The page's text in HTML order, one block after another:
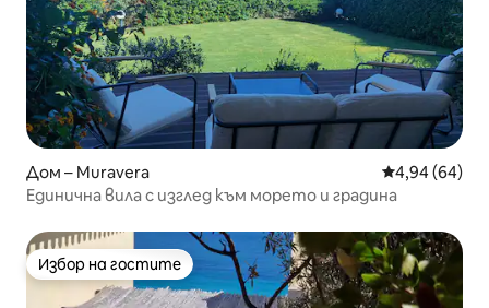
Дом – Muravera Средна
4,94 (64)
Единична вила с изглед към морето и градина
Избор на гостите
Избор на гостите